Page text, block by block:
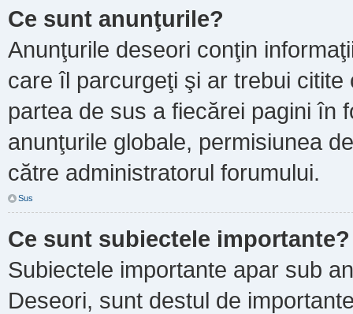
Ce sunt anunţurile?
Anunţurile deseori conţin
care îl parcurgeţi şi ar trebui
partea de sus a fiecărei pagini în
anunţurile globale, permisiunea
către administratorul forumului.
Sus
Ce sunt subiectele importante?
Subiectele importante apar sub
Deseori, sunt destul de